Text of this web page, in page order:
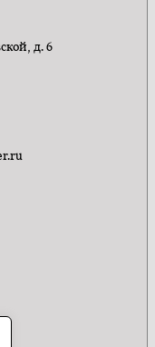
д. 6